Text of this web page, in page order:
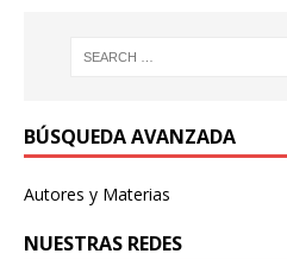
BÚSQUEDA AVANZADA
Autores y Materias
NUESTRAS REDES